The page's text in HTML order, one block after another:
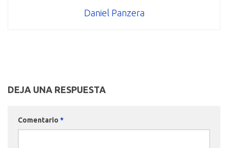
Daniel Panzera
DEJA UNA RESPUESTA
Comentario *